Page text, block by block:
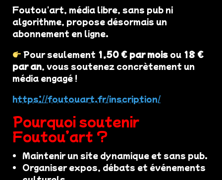
Foutou'art, média libre, sans pub ni
algorithme, propose désormais un
abonnement en ligne.
Pour seulement 1,50 € par mois ou 18 €
par an, vous soutenez concrètement un
média engagé !
https://foutouart.fr/inscription/
Pourquoi soutenir
Foutou’art ?
Maintenir un site dynamique et sans pub.
Organiser expos, débats et événements